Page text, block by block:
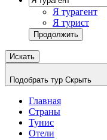
Я турагент
Я турист
Продолжить
Искать
Подобрать тур Скрыть
Главная
Страны
Тунис
Отели